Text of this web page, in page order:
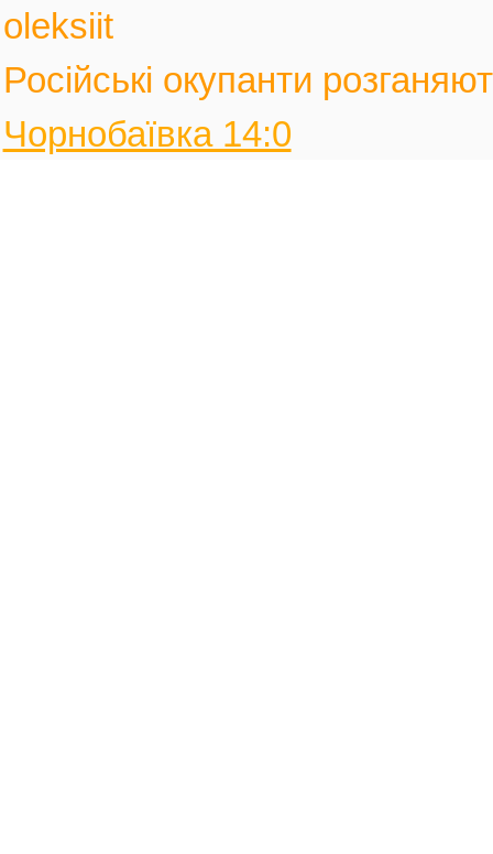
oleksiit
Російські окупанти
Чорнобаївка 14:0